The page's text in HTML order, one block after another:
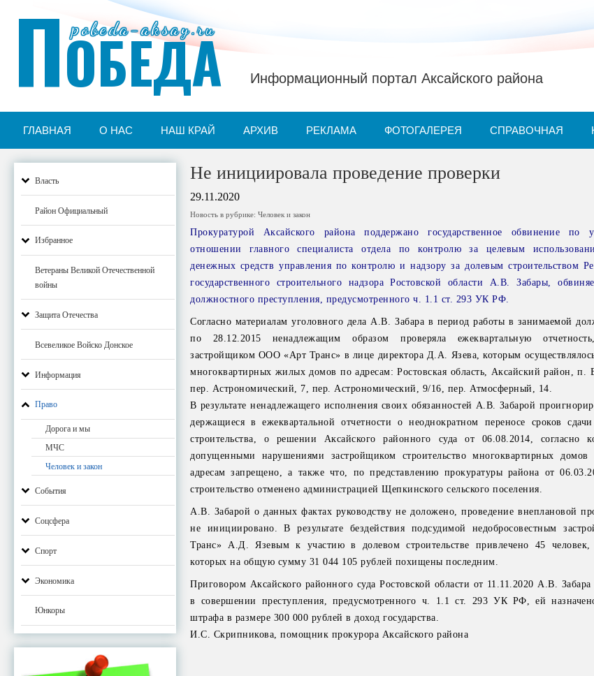
pobeda-aksay.ru
ПОБЕДА Информационный портал Аксайского района
ГЛАВНАЯ О НАС НАШ КРАЙ АРХИВ РЕКЛАМА ФОТОГАЛЕРЕЯ СПРАВОЧНАЯ
Власть
Район Официальный
Избранное
Ветераны Великой Отечественной
войны
Защита Отечества
Всевеликое Войско Донское
Информация
Право
Дорога и мы
МЧС
Человек и закон
События
Соцсфера
Спорт
Экономика
Юнкоры
Не инициировала проведение проверки
29.11.2020
Новость в рубрике:Человек и закон
Прокуратурой Аксайского района поддержано государственное обвинение по
отношении главного специалиста отдела по контролю за целевым
денежных средств управления по контролю и надзору за долевым строительством
государственного строительного надзора Ростовской области А.В. Забары,
должностного преступления, предусмотренного ч. 1.1 ст. 293 УК РФ.
Согласно материалам уголовного дела А.В. Забара в период работы в занимаемой
по 28.12.2015 ненадлежащим образом проверяла ежеквартальную
застройщиком ООО «Арт Транс» в лице директора Д.А. Язева, которым осуществлялось
многоквартирных жилых домов по адресам: Ростовская область, Аксайский район, п.
пер. Астрономический, 7, пер. Астрономический, 9/16, пер. Атмосферный, 14.
В результате ненадлежащего исполнения своих обязанностей А.В. Забарой
держащиеся в ежеквартальной отчетности о неоднократном переносе сроков
строительства, о решении Аксайского районного суда от 06.08.2014, согласно
допущенными нарушениями застройщиком строительство многоквартирных
адресам запрещено, а также что, по представлению прокуратуры района от
строительство отменено администрацией Щепкинского сельского поселения.
А.В. Забарой о данных фактах руководству не доложено, проведение внеплановой
не инициировано. В результате бездействия подсудимой недобросовестным
Транс» А.Д. Язевым к участию в долевом строительстве привлечено 45 человек,
которых на общую сумму 31 044 105 рублей похищены последним.
Приговором Аксайского районного суда Ростовской области от 11.11.2020 А.В.
в совершении преступления, предусмотренного ч. 1.1 ст. 293 УК РФ, ей
штрафа в размере 300 000 рублей в доход государства.
И.С. Скрипникова, помощник прокурора Аксайского района